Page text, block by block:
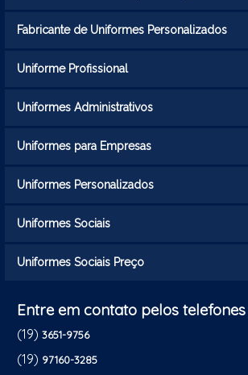
Fabricante de Uniformes Personalizados
Uniforme Profissional
Uniformes Administrativos
Uniformes para Empresas
Uniformes Personalizados
Uniformes Sociais
Uniformes Sociais Preço
Entre em contato pelos telefones
(19) 3651-9756
(19) 97160-3285